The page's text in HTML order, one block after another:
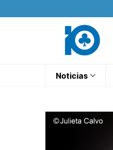
Noticias